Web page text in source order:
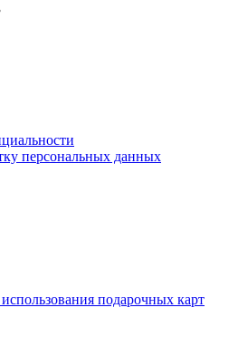
персональных данных
подарочных карт